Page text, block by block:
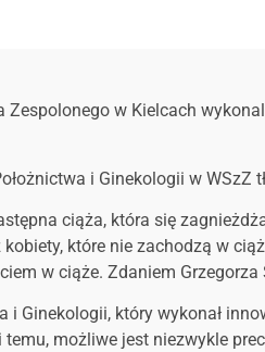
Zespolonego w Kielcach
i Ginekologii w
ciąża, która się
które nie zachodzą w
w ciąże. Zdaniem
i Ginekologii, który wykonał
możliwe jest niezwykle